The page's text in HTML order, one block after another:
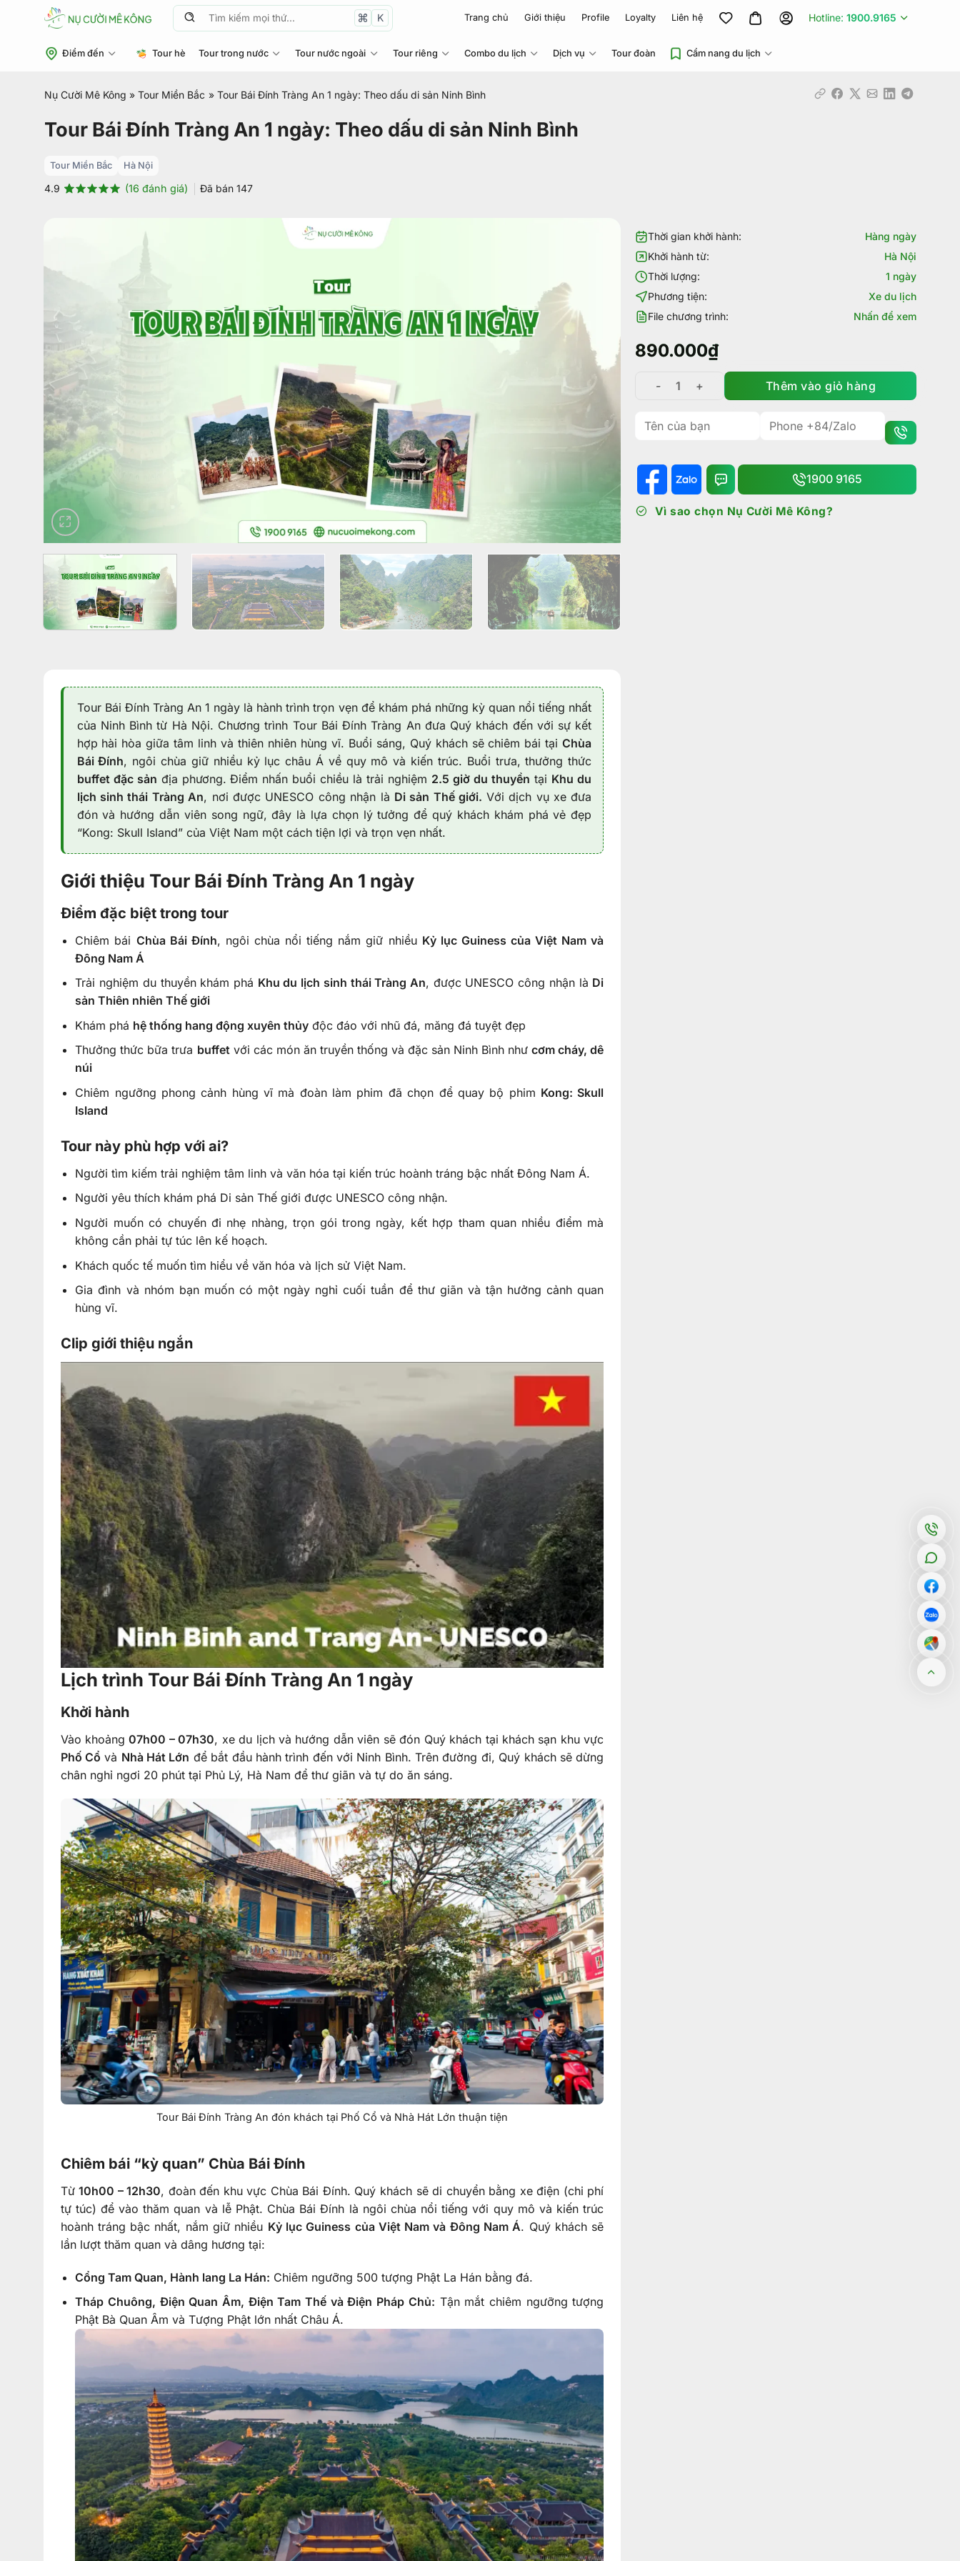
Tìm
K Trang chủ Giới thiệu Profile Loyalty Liên hệ Hotline: 1900.9165
Điểm đến Tour hè Tour trong nước Tour nước ngoài Tour riêng Combo du lịch Dịch vụ Tour đoàn Cẩm nang du lịch
Nụ Cười Mê Kông » Tour Miền Bắc » Tour Bái Đính Tràng An 1 ngày: Theo dấu di sản Ninh Bình
Tour Bái Đính Tràng An 1 ngày: Theo dấu di sản Ninh Bình
Tour Miền Bắc Hà Nội
4.9 (16 đánh giá) Đã bán 147
Tour Bái Đính Tràng An 1 ngày là hành trình trọn vẹn để khám phá những kỳ quan nổi tiếng nhất
của Ninh Bình từ Hà Nội. Chương trình Tour Bái Đính Tràng An đưa Quý khách đến với sự kết
hợp hài hòa giữa tâm linh và thiên nhiên hùng vĩ. Buổi sáng, Quý khách sẽ chiêm bái tạiChùa
Bái Đính, ngôi chùa giữ nhiều kỷ lục châu Á về quy mô và kiến trúc. Buổi trưa, thưởng thức
buffet đặc sản địa phương. Điểm nhấn buổi chiều là trải nghiệm 2.5 giờ du thuyền tại Khu du
lịch sinh thái Tràng An, nơi được UNESCO công nhận là Di sản Thế giới. Với dịch vụ xe đưa
đón và hướng dẫn viên song ngữ, đây là lựa chọn lý tưởng để quý khách khám phá vẻ đẹp
“Kong: Skull Island” của Việt Nam một cách tiện lợi và trọn vẹn nhất.
Giới thiệu Tour Bái Đính Tràng An 1 ngày
Điểm đặc biệt trong tour
Chiêm bái Chùa Bái Đính, ngôi chùa nổi tiếng nắm giữ nhiều Kỷ lục Guiness của Việt Nam và
Đông Nam Á
Trải nghiệm du thuyền khám phá Khu du lịch sinh thái Tràng An, được UNESCO công nhận là Di
sản Thiên nhiên Thế giới
Khám phá hệ thống hang động xuyên thủy độc đáo với nhũ đá, măng đá tuyệt đẹp
Thưởng thức bữa trưa buffetvới các món ăn truyền thống và đặc sản Ninh Bình nhưcơm cháy, dê
núi
Chiêm ngưỡng phong cảnh hùng vĩ mà đoàn làm phim đã chọn để quay bộ phim Kong: Skull
Island
Tour này phù hợp với ai?
Người tìm kiếm trải nghiệm tâm linh và văn hóa tại kiến trúc hoành tráng bậc nhất Đông Nam Á.
Người yêu thích khám phá Di sản Thế giới được UNESCO công nhận.
Người muốn có chuyến đi nhẹ nhàng, trọn gói trong ngày, kết hợp tham quan nhiều điểm mà
không cần phải tự túc lên kế hoạch.
Khách quốc tế muốn tìm hiểu về văn hóa và lịch sử Việt Nam.
Gia đình và nhóm bạn muốn có một ngày nghỉ cuối tuần để thư giãn và tận hưởng cảnh quan
hùng vĩ.
Clip giới thiệu ngắn
Lịch trình Tour Bái Đính Tràng An 1 ngày
Khởi hành
Vào khoảng07h00 – 07h30, xe du lịch và hướng dẫn viên sẽ đón Quý khách tại khách sạn khu vực
Phố Cổ và Nhà Hát Lớn để bắt đầu hành trình đến với Ninh Bình. Trên đường đi, Quý khách sẽ dừng
chân nghỉ ngơi 20 phút tại Phủ Lý, Hà Nam để thư giãn và tự do ăn sáng.
Tour Bái Đính Tràng An đón khách tại Phố Cổ và Nhà Hát Lớn thuận tiện
Chiêm bái “kỳ quan” Chùa Bái Đính
Từ10h00 – 12h30, đoàn đến khu vực Chùa Bái Đính. Quý khách sẽ di chuyển bằng xe điện (chi phí
tự túc) để vào thăm quan và lễ Phật. Chùa Bái Đính là ngôi chùa nổi tiếng với quy mô và kiến trúc
hoành tráng bậc nhất, nắm giữ nhiều Kỷ lục Guiness của Việt Nam và Đông Nam Á. Quý khách sẽ
lần lượt thăm quan và dâng hương tại:
Cổng Tam Quan, Hành lang La Hán: Chiêm ngưỡng 500 tượng Phật La Hán bằng đá.
Tháp Chuông, Điện Quan Âm, Điện Tam Thế và Điện Pháp Chủ: Tận mắt chiêm ngưỡng tượng
Phật Bà Quan Âm và Tượng Phật lớn nhất Châu Á.
Thời gian khởi hành:
Hàng ngày
Khởi hành từ:
Hà Nội
Thời lượng:
1 ngày
Phương tiện:
Xe du lịch
File chương trình:
Nhấn để xem
890.000₫
Tour Bái Đính Tràng An 1 ngày: Theo dấu di sản Ninh
Thêm vào giỏ hàng
1900 9165
Vì sao chọn Nụ Cười Mê Kông?